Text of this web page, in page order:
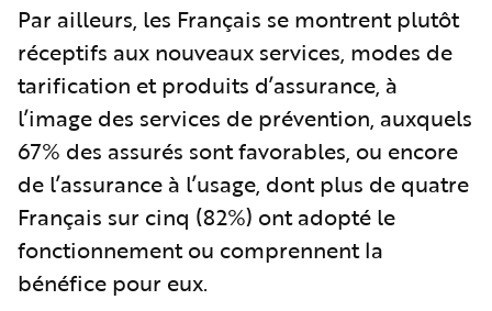
Par ailleurs, les Français se montrent plutôt
réceptifs aux nouveaux services, modes de
tarification et produits d’assurance, à
l’image des services de prévention, auxquels
67% des assurés sont favorables, ou encore
de l’assurance à l’usage, dont plus de quatre
Français sur cinq (82%) ont adopté le
fonctionnement ou comprennent la
bénéfice pour eux.